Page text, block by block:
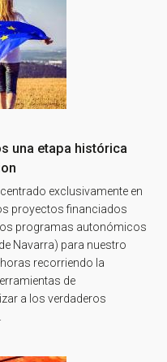
una etapa histórica
exclusivamente en
proyectos financiados
programas autonómicos
Navarra) para nuestro
recorriendo la
de
a los verdaderos